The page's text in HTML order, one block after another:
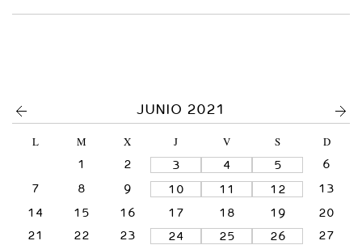
A
A
S
JUNIO 2021
L M X J V S
D
1
2 3 4 5
6
7
8 9 10 11 12
13
14
15 16 17 18 19
20
21
22 23 24 25 26
27